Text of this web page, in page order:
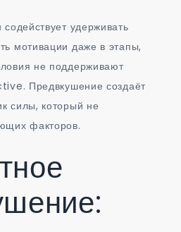
удерживать
мотивации даже в этапы,
не поддерживают
Предвкушение создаёт
силы, который не
факторов.